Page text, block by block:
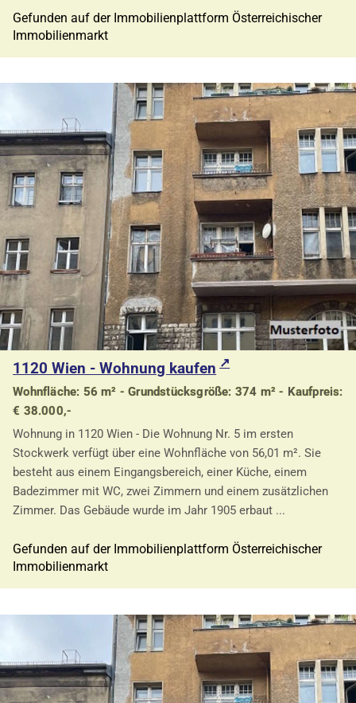
Gefunden auf der Immobilienplattform Österreichischer
Immobilienmarkt
1120 Wien - Wohnung kaufen
Wohnfläche: 56 m² - Grundstücksgröße: 374 m² - Kaufpreis:
€ 38.000,-
Wohnung in 1120 Wien - Die Wohnung Nr. 5 im ersten
Stockwerk verfügt über eine Wohnfläche von 56,01 m². Sie
besteht aus einem Eingangsbereich, einer Küche, einem
Badezimmer mit WC, zwei Zimmern und einem zusätzlichen
Zimmer. Das Gebäude wurde im Jahr 1905 erbaut ...
Gefunden auf der Immobilienplattform Österreichischer
Immobilienmarkt